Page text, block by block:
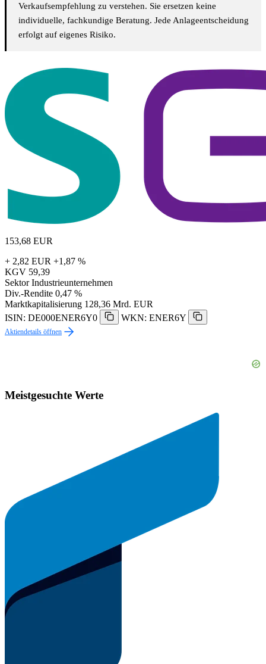
Verkaufsempfehlung zu verstehen. Sie ersetzen keine
individuelle, fachkundige Beratung. Jede Anlageentscheidung
erfolgt auf eigenes Risiko.
153,68 EUR
+ 2,82 EUR +1,87 %
KGV 59,39
Sektor Industrieunternehmen
Div.-Rendite 0,47 %
Marktkapitalisierung 128,36 Mrd. EUR
ISIN: DE000ENER6Y0
WKN: ENER6Y
Aktiendetails öffnen
Meistgesuchte Werte